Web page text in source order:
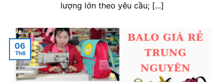
lượng lớn theo yêu cầu; [...]
06
Th6